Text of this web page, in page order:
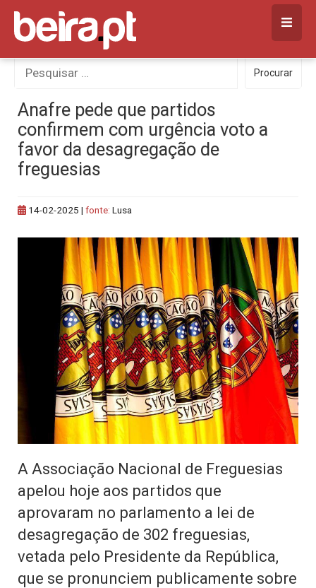
Skip
content
Procurar
por:
Procurar
Anafre pede que partidos
confirmem com urgência voto a
favor da desagregação de
freguesias
14-02-2025 | fonte: Lusa
A Associação Nacional de Freguesias
apelou hoje aos partidos que
aprovaram no parlamento a lei de
desagregação de 302 freguesias,
vetada pelo Presidente da República,
que se pronunciem publicamente sobre